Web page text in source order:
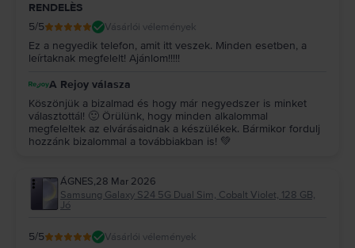
RENDELÈS
5/5 Vásárlói vélemények
Ez a negyedik telefon, amit itt veszek. Minden esetben, a
leírtaknak megfelelt! Ajánlom!!!!!
A Rejoy válasza
Köszönjük a bizalmad és hogy már negyedszer is minket
választottál! 🙂 Örülünk, hogy minden alkalommal
megfeleltek az elvárásaidnak a készülékek. Bármikor fordulj
hozzánk bizalommal a továbbiakban is! 💚
ÁGNES,28 Mar 2026
Samsung Galaxy S24 5G Dual Sim, Cobalt Violet, 128 GB,
Jó
5/5 Vásárlói vélemények